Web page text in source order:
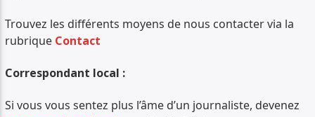
Trouvez les différents moyens de nous contacter via la
rubrique Contact
Correspondant local :
Si vous vous sentez plus l’âme d’un journaliste, devenez